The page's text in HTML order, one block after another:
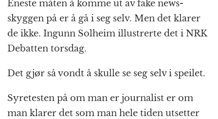
e
b
o
o
k
e
n
g
e
r
s
A
p
p
p
c
h
g
r
a
t
l
Eneste måten å komme ut av fake news-
skyggen på er å gå i seg selv. Men det klarer
de ikke. Ingunn Solheim illustrerte det i NRK
Debatten torsdag.
Det gjør så vondt å skulle se seg selv i speilet.
Syretesten på om man er journalist er om
man klarer det som man hele tiden utsetter